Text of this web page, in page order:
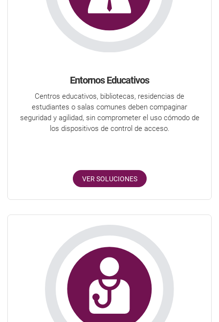
Entornos Educativos
Centros educativos, bibliotecas, residencias de
estudiantes o salas comunes deben compaginar
seguridad y agilidad, sin comprometer el uso cómodo de
los dispositivos de control de acceso.
VER SOLUCIONES